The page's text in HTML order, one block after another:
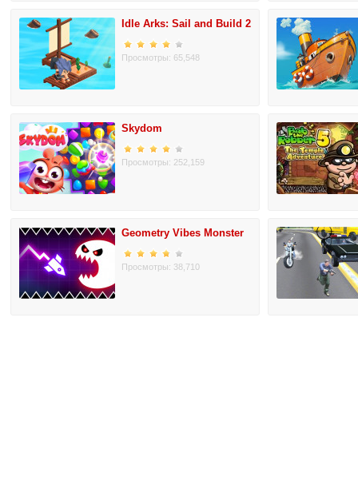
Idle Arks: Sail and Build 2
Просмотры: 65,548
Skydom
Просмотры: 252,159
Geometry Vibes Monster
Просмотры: 38,710